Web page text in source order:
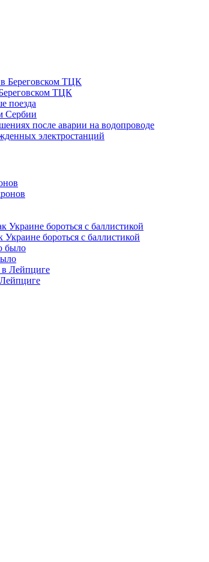
ТЦК
поезда
Сербии
после аварии на водопроводе
электростанций
бороться с баллистикой